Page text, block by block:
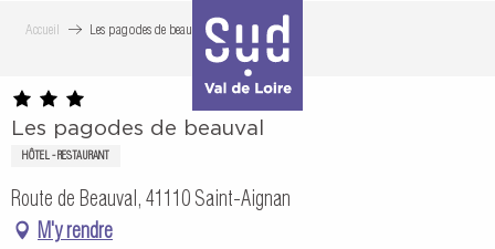
principal
Accueil Les pagodes de beauval
Les pagodes de beauval
HÔTEL - RESTAURANT
Route de Beauval, 41110 Saint-Aignan
M'y rendre